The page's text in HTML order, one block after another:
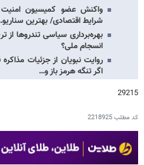
واکنش عضو کمیسیون امنیت
شرایط اقتصادی/ بهترین
بهره‌برداری سیاسی تندروها
انسجام ملی؟
روایت نبویان از جزئیات
اگر تنگه هرمز باز و…
29215
کد مطلب2218925